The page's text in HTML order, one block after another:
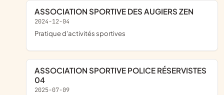
ASSOCIATION SPORTIVE DES AUGIERS ZEN
2024-12-04
pratique d'activités sportives
ASSOCIATION SPORTIVE POLICE RÉSERVISTES
04
2025-07-09